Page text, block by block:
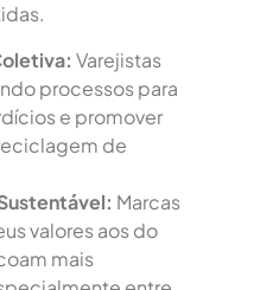
Varejistas
processos para
e promover
de
Marcas
valores aos do
mais